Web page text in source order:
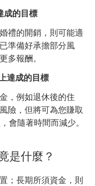
成的目標
禮的開銷，則可能適
準備好承擔部分風
多報酬。
達成的目標
，例如退休後的住
險，但將可為您賺取
會隨著時間而減少。
是什麼？
；長期所須資金，則